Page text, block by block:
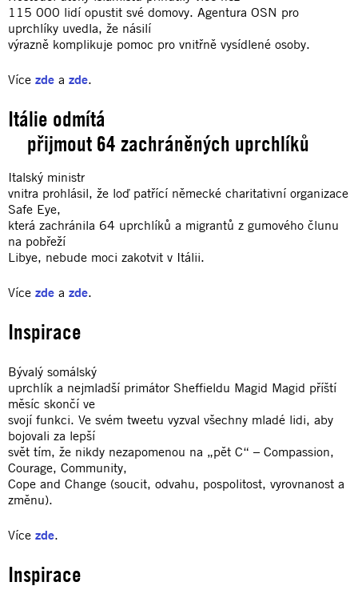
115 000 lidí opustit své domovy. Agentura OSN pro
uprchlíky uvedla, že násilí
výrazně komplikuje pomoc pro vnitřně vysídlené osoby.
Více zde a zde.
Itálie odmítá
přijmout 64 zachráněných uprchlíků
Italský ministr
vnitra prohlásil, že loď patřící německé charitativní organizace
Safe Eye,
která zachránila 64 uprchlíků a migrantů z gumového člunu
na pobřeží
Libye, nebude moci zakotvit v Itálii.
Více zde a zde.
Inspirace
Bývalý somálský
uprchlík a nejmladší primátor Sheffieldu Magid Magid příští
měsíc skončí ve
svojí funkci. Ve svém tweetu vyzval všechny mladé lidi, aby
bojovali za lepší
svět tím, že nikdy nezapomenou na „pět C“ – Compassion,
Courage, Community,
Cope and Change (soucit, odvahu, pospolitost, vyrovnanost a
změnu).
Více zde.
Inspirace